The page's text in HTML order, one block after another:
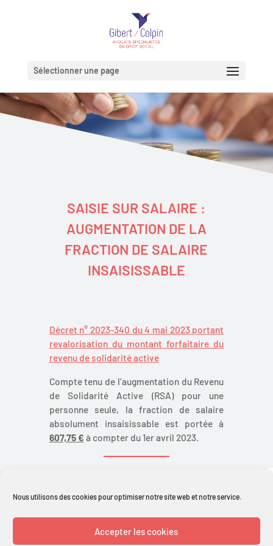
Nous utilisons des cookies pour optimiser notre site web et notre service.
Accepter les cookies
Sélectionner une page
SAISIE SUR SALAIRE :
AUGMENTATION DE LA
FRACTION DE SALAIRE
INSAISISSABLE
Décret n° 2023-340 du 4 mai 2023 portant
revalorisation du montant forfaitaire du
revenu de solidarité active
Compte tenu de l’augmentation du Revenu
de Solidarité Active (RSA) pour une
personne seule, la fraction de salaire
absolument insaisissable est portée à
607,75 € à compter du 1er avril 2023.
Retour aux actualités